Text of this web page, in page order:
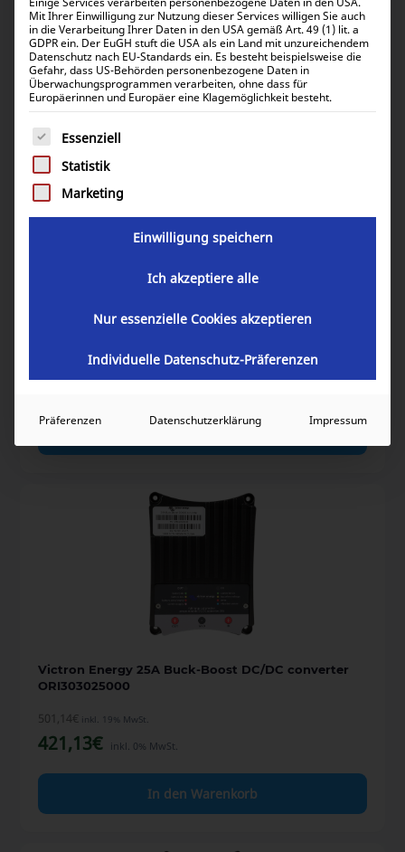
Alle 11 Ergebnisse werden angezeigt
Standardsortierung
Victron Energy 100A Buck-Boost DC/DC converter
ORI303100000
inkl. 19% MwSt.
915,08€
Victron Energy 25A Buck-Boost DC/DC converter
ORI303025000
501,14€ inkl. 19% MwSt.
421,13€ inkl. 0% MwSt.
In den Warenkorb
Mit Ihrer Einwilligung zur Nutzung dieser Services willigen Sie auch
in die Verarbeitung Ihrer Daten in den USA gemäß Art. 49 (1) lit. a
GDPR ein. Der EuGH stuft die USA als ein Land mit unzureichendem
Datenschutz nach EU-Standards ein. Es besteht beispielsweise die
Gefahr, dass US-Behörden personenbezogene Daten in
Überwachungsprogrammen verarbeiten, ohne dass für
Europäerinnen und Europäer eine Klagemöglichkeit besteht.
Es folgt eine Liste der Service-Gruppen, für die eine
Essenziell
Statistik
Marketing
Einwilligung speichern
Ich akzeptiere alle
Nur essenzielle Cookies akzeptieren
Individuelle Datenschutz-Präferenzen
Präferenzen Datenschutzerklärung Impressum